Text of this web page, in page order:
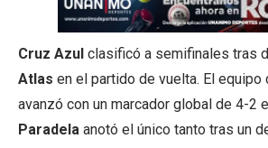
Cruz Azul clasificó a semifinales tras
Atlas en el partido de vuelta. El equipo
avanzó con un marcador global de 4-2
Paradela anotó el único tanto tras un